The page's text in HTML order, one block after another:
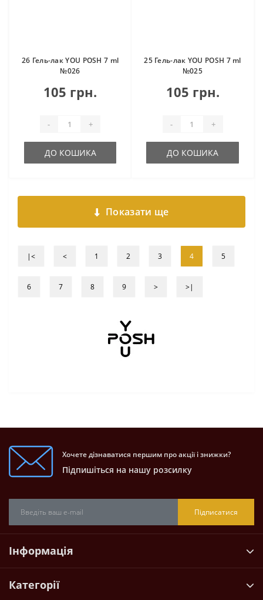
26 Гель-лак YOU POSH 7 ml
№026
105 грн.
- +
ДО КОШИКА
25 Гель-лак YOU POSH 7 ml
№025
105 грн.
- +
ДО КОШИКА
Показати ще
|< < 1 2 3 4 5
6 7 8 9 > >|
Хочете дізнаватися першим про акції і знижки?
Підпишіться на нашу розсилку
Підписатися
Інформація
Категорії